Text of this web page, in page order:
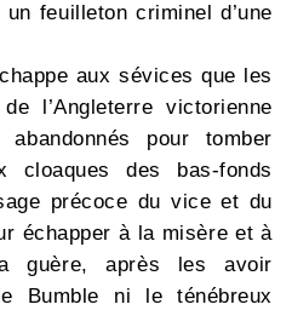
feuilleton criminel d’une
aux sévices que les
l’Angleterre victorienne
pour tomber
cloaques des bas-fonds
précoce du vice et du
échapper à la misère et à
guère, après les avoir
Bumble ni le ténébreux